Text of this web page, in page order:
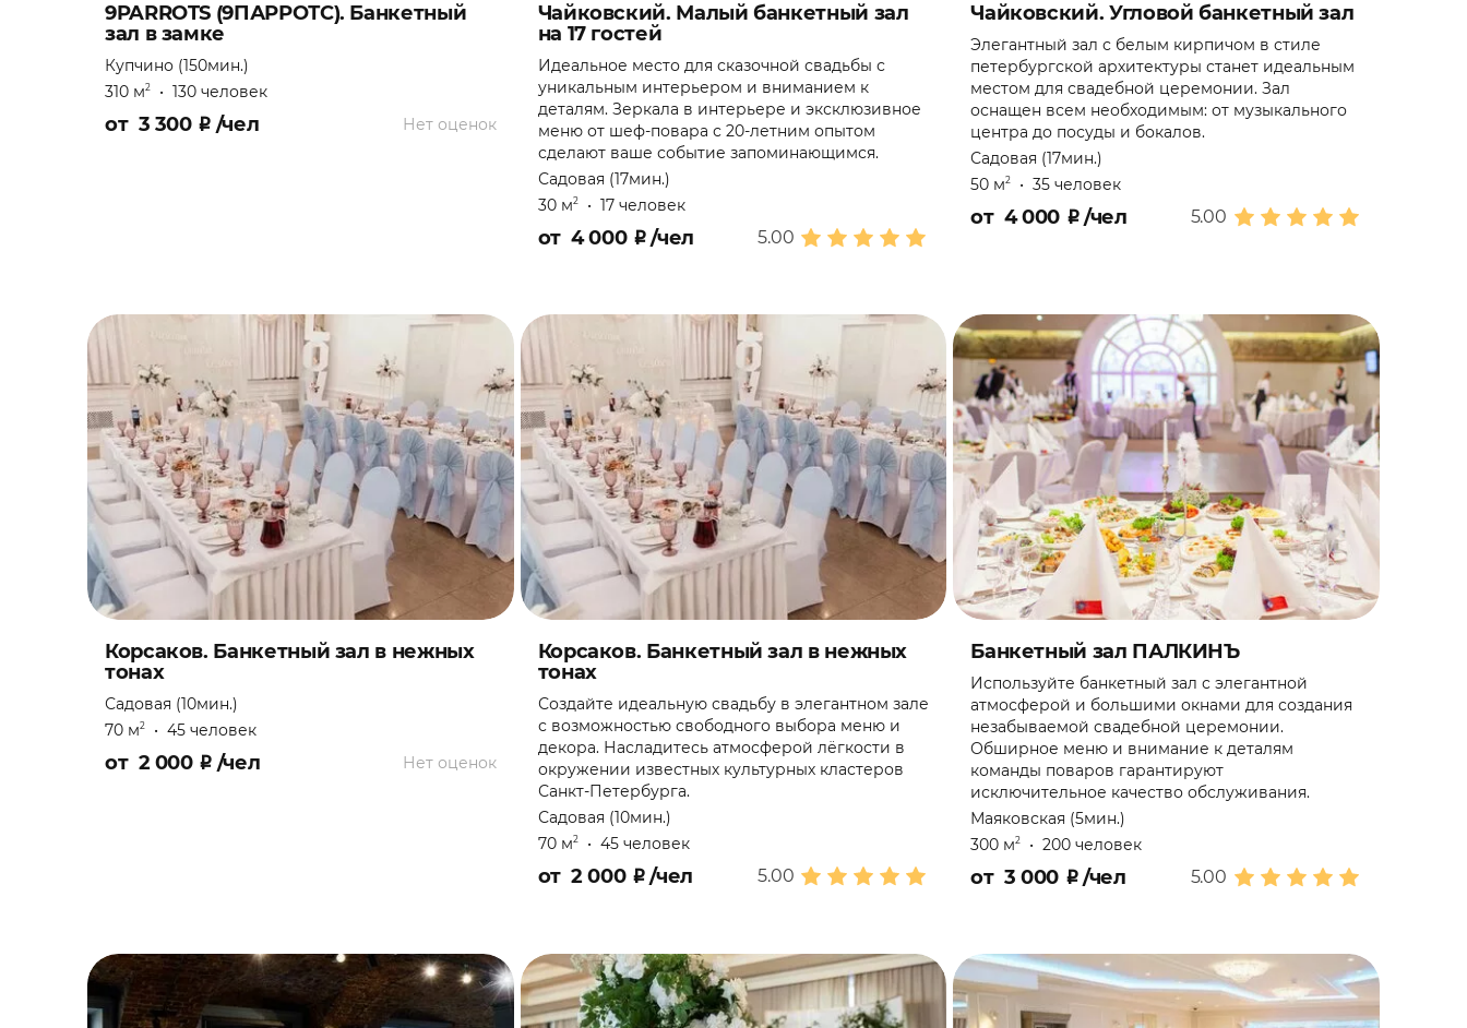
9PARROTS (9ПАРРОТС). Банкетный
зал в замке
Купчино (150мин.)
310 м2 • 130 человек
Нет оценок
от 3 300 ₽ /чел
Чайковский. Малый банкетный зал
на 17 гостей
Идеальное место для сказочной свадьбы с
уникальным интерьером и вниманием к
деталям. Зеркала в интерьере и эксклюзивное
меню от шеф-повара с 20-летним опытом
сделают ваше событие запоминающимся.
Садовая (17мин.)
30 м2• 17 человек
5.00
от4 000 ₽/чел
Чайковский. Угловой банкетный зал
Элегантный зал с белым кирпичом в стиле
петербургской архитектуры станет идеальным
местом для свадебной церемонии. Зал
оснащен всем необходимым: от музыкального
центра до посуды и бокалов.
Садовая (17мин.)
50 м2 •35 человек
5.00
от 4 000 ₽/чел
Корсаков. Банкетный зал в нежных
тонах
Садовая (10мин.)
70 м2 • 45 человек
Нет оценок
от 2 000 ₽ /чел
Корсаков. Банкетный зал в нежных
тонах
Создайте идеальную свадьбу в элегантном зале
с возможностью свободного выбора меню и
декора. Насладитесь атмосферой лёгкости в
окружении известных культурных кластеров
Санкт-Петербурга.
Садовая (10мин.)
70 м2• 45 человек
5.00
от2 000 ₽/чел
Банкетный зал ПАЛКИНЪ
Используйте банкетный зал с элегантной
атмосферой и большими окнами для создания
незабываемой свадебной церемонии.
Обширное меню и внимание к деталям
команды поваров гарантируют
исключительное качество обслуживания.
Маяковская (5мин.)
300 м2 •200 человек
5.00
от 3 000 ₽/чел